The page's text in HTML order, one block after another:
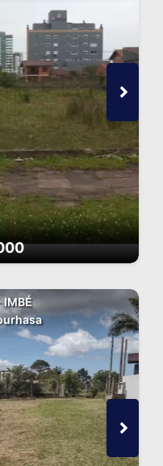
IMBÉ